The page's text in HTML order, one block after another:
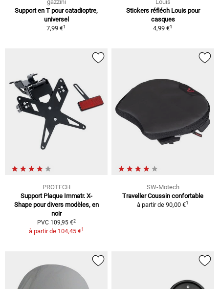
gazzini
Support en T pour catadioptre,
universel
7,99 €1
Louis
Stickers réfléch Louis pour
casques
4,99 €1
PROTECH
Support Plaque Immatr. X-
Shape pour divers modèles, en
noir
PVC 109,95 €2
à partir de 104,45 €1
SW-Motech
Traveller Coussin confortable
à partir de 90,00 €1